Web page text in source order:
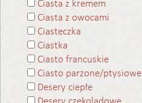
Ciasta z kremem
Ciasta z owocami
Ciasteczka
Ciastka
Ciasto francuskie
Ciasto parzone/ptysiowe
Desery ciepłe